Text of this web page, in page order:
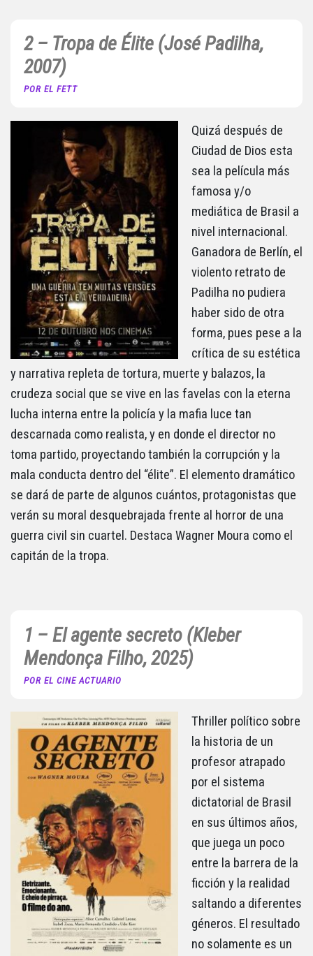
2 – Tropa de Élite (José Padilha,
2007)
POR EL FETT
Quizá después de
Ciudad de Dios esta
sea la película más
famosa y/o
mediática de Brasil a
nivel internacional.
Ganadora de Berlín, el
violento retrato de
Padilha no pudiera
haber sido de otra
forma, pues pese a la
crítica de su estética
y narrativa repleta de tortura, muerte y balazos, la
crudeza social que se vive en las favelas con la eterna
lucha interna entre la policía y la mafia luce tan
descarnada como realista, y en donde el director no
toma partido, proyectando también la corrupción y la
mala conducta dentro del “élite”. El elemento dramático
se dará de parte de algunos cuántos, protagonistas que
verán su moral desquebrajada frente al horror de una
guerra civil sin cuartel. Destaca Wagner Moura como el
capitán de la tropa.
1 – El agente secreto (Kleber
Mendonça Filho, 2025)
POR EL CINE ACTUARIO
Thriller político sobre
la historia de un
profesor atrapado
por el sistema
dictatorial de Brasil
en sus últimos años,
que juega un poco
entre la barrera de la
ficción y la realidad
saltando a diferentes
géneros. El resultado
no solamente es un